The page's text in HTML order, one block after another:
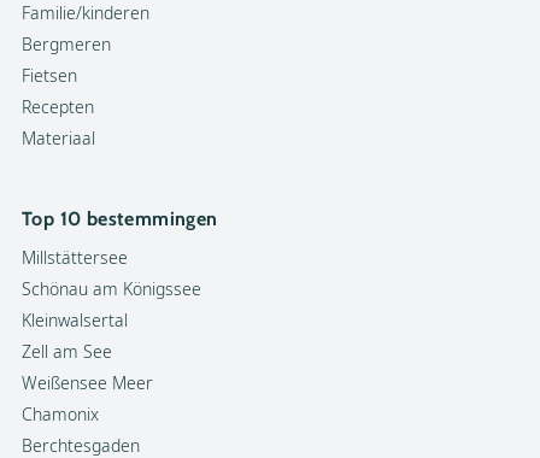
Familie/kinderen
Bergmeren
Fietsen
Recepten
Materiaal
Top 10 bestemmingen
Millstättersee
Schönau am Königssee
Kleinwalsertal
Zell am See
Weißensee Meer
Chamonix
Berchtesgaden